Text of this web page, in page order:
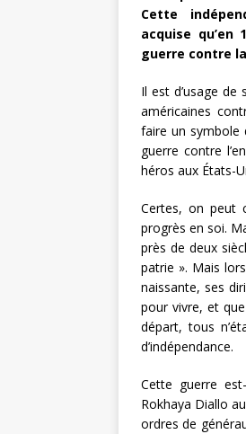
Cette
acquise qu’en
guerre contre
Il est d’usage de
américaines
faire un symbole
guerre contre
héros aux États-
Certes, on peut
progrès en soi.
près de deux
patrie ». Mais
naissante, ses
pour vivre, et
départ, tous
d’indépendance.
Cette guerre
Rokhaya Diallo
ordres de